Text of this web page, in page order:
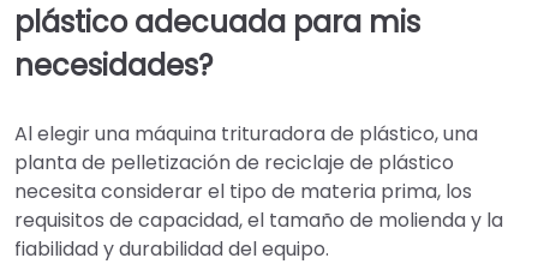
plástico adecuada para mis
necesidades?
Al elegir una máquina trituradora de plástico, una
planta de pelletización de reciclaje de plástico
necesita considerar el tipo de materia prima, los
requisitos de capacidad, el tamaño de molienda y la
fiabilidad y durabilidad del equipo.